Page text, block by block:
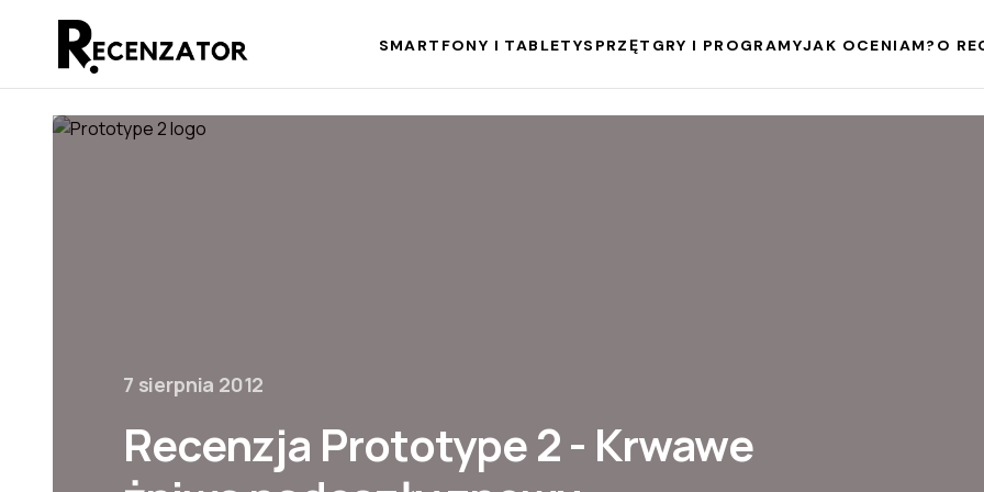
SMARTFONY I TABLETYSPRZĘT GRY I PROGRAMYJAK OCENIAM? O
7 sierpnia 2012
Recenzja Prototype 2 - Krwawe